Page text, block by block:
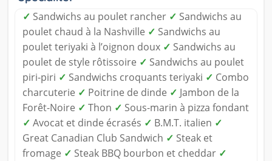
✓ Sandwichs au poulet rancher ✓ Sandwichs au
poulet chaud à la Nashville ✓ Sandwichs au
poulet teriyaki à l’oignon doux ✓ Sandwichs au
poulet de style rôtissoire ✓ Sandwichs au poulet
piri-piri ✓ Sandwichs croquants teriyaki ✓ Combo
charcuterie ✓ Poitrine de dinde ✓ Jambon de la
Forêt-Noire ✓ Thon ✓ Sous-marin à pizza fondant
✓ Avocat et dinde écrasés ✓ B.M.T. italien ✓
Great Canadian Club Sandwich ✓ Steak et
fromage ✓ Steak BBQ bourbon et cheddar ✓